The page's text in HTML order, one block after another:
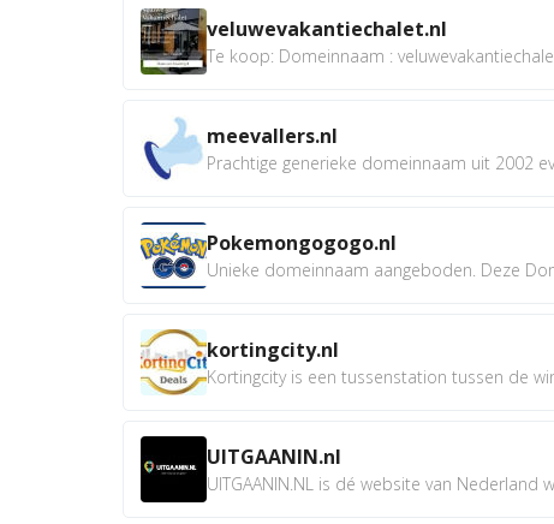
veluwevakantiechalet.nl
Te koop: Domeinnaam :
meevallers.nl
Prachtige generieke domeinnaam uit 2002
Pokemongogogo.nl
Unieke domeinnaam aangeboden. Deze
kortingcity.nl
Kortingcity is een tussenstation tussen de
UITGAANIN.nl
UITGAANIN.NL is dé website van Nederland